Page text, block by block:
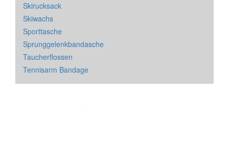
Skirucksack
Skiwachs
Sporttasche
Sprunggelenkbandasche
Taucherflossen
Tennisarm Bandage